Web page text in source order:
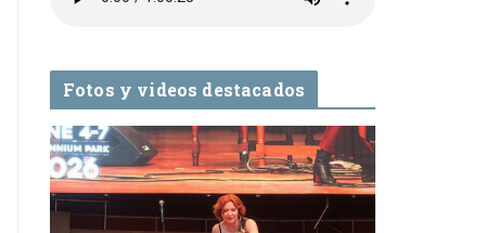
Fotos y videos destacados